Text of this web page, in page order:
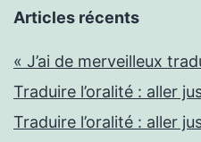
Articles récents
« J’ai de merveilleux
Traduire l’oralité : aller
Traduire l’oralité : aller